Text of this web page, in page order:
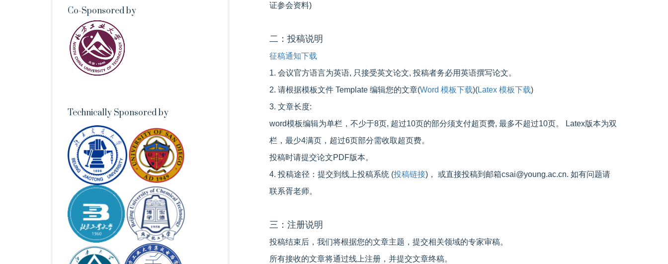
证参会资料)
二：投稿说明
征稿通知下载
1. 会议官方语言为英语, 只接受英文论文, 投稿者务必用英语撰写论文。
2. 请根据模板文件 Template 编辑您的文章(Word 模板下载)(Latex 模板下载)
3. 文章长度:
word模板编辑为单栏，不少于8页, 超过10页的部分须支付超页费, 最多不超过10页。 Latex版本为双
栏，最少4满页，超过6页部分需收取超页费。
投稿时请提交论文PDF版本。
4. 投稿途径：提交到线上投稿系统 (投稿链接)， 或直接投稿到邮箱csai@young.ac.cn. 如有问题请
联系胥老师。
三：注册说明
投稿结束后，我们将根据您的文章主题，提交相关领域的专家审稿。
所有接收的文章将通过线上注册，并提交文章终稿。
Co-Sponsored by
Technically Sponsored by